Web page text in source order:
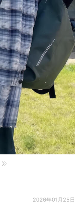
2026年01月25日